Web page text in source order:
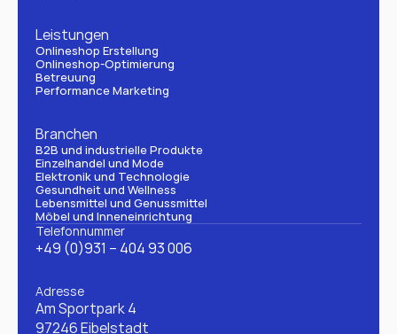
Leistungen
Onlineshop Erstellung
Onlineshop-Optimierung
Betreuung
Performance Marketing
Branchen
B2B und industrielle Produkte
Einzelhandel und Mode
Elektronik und Technologie
Gesundheit und Wellness
Lebensmittel und Genussmittel
Möbel und Inneneinrichtung
Telefonnummer
+49 (0)931 – 404 93 006
Adresse
Am Sportpark 4
97246 Eibelstadt